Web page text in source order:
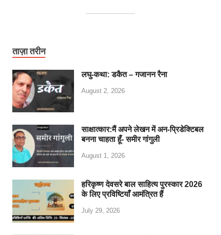
ताज़ा तरीन
लघु-कथा: डकैत – गजानन रैना
August 2, 2026
साक्षात्कार:मैं अपने लेखन में अन-प्रिडेक्टिबल
बनना चाहता हूँ- समीर गांगुली
August 1, 2026
हरिकृष्ण देवसरे बाल साहित्य पुरस्कार 2026
के लिए प्रविष्टियाँ आमंत्रित हैं
July 29, 2026